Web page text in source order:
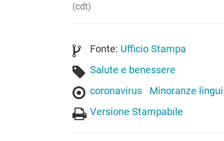
(cdt)
Fonte: Ufficio Stampa
Salute e benessere
coronavirus
Minoranze
Versione Stampabile